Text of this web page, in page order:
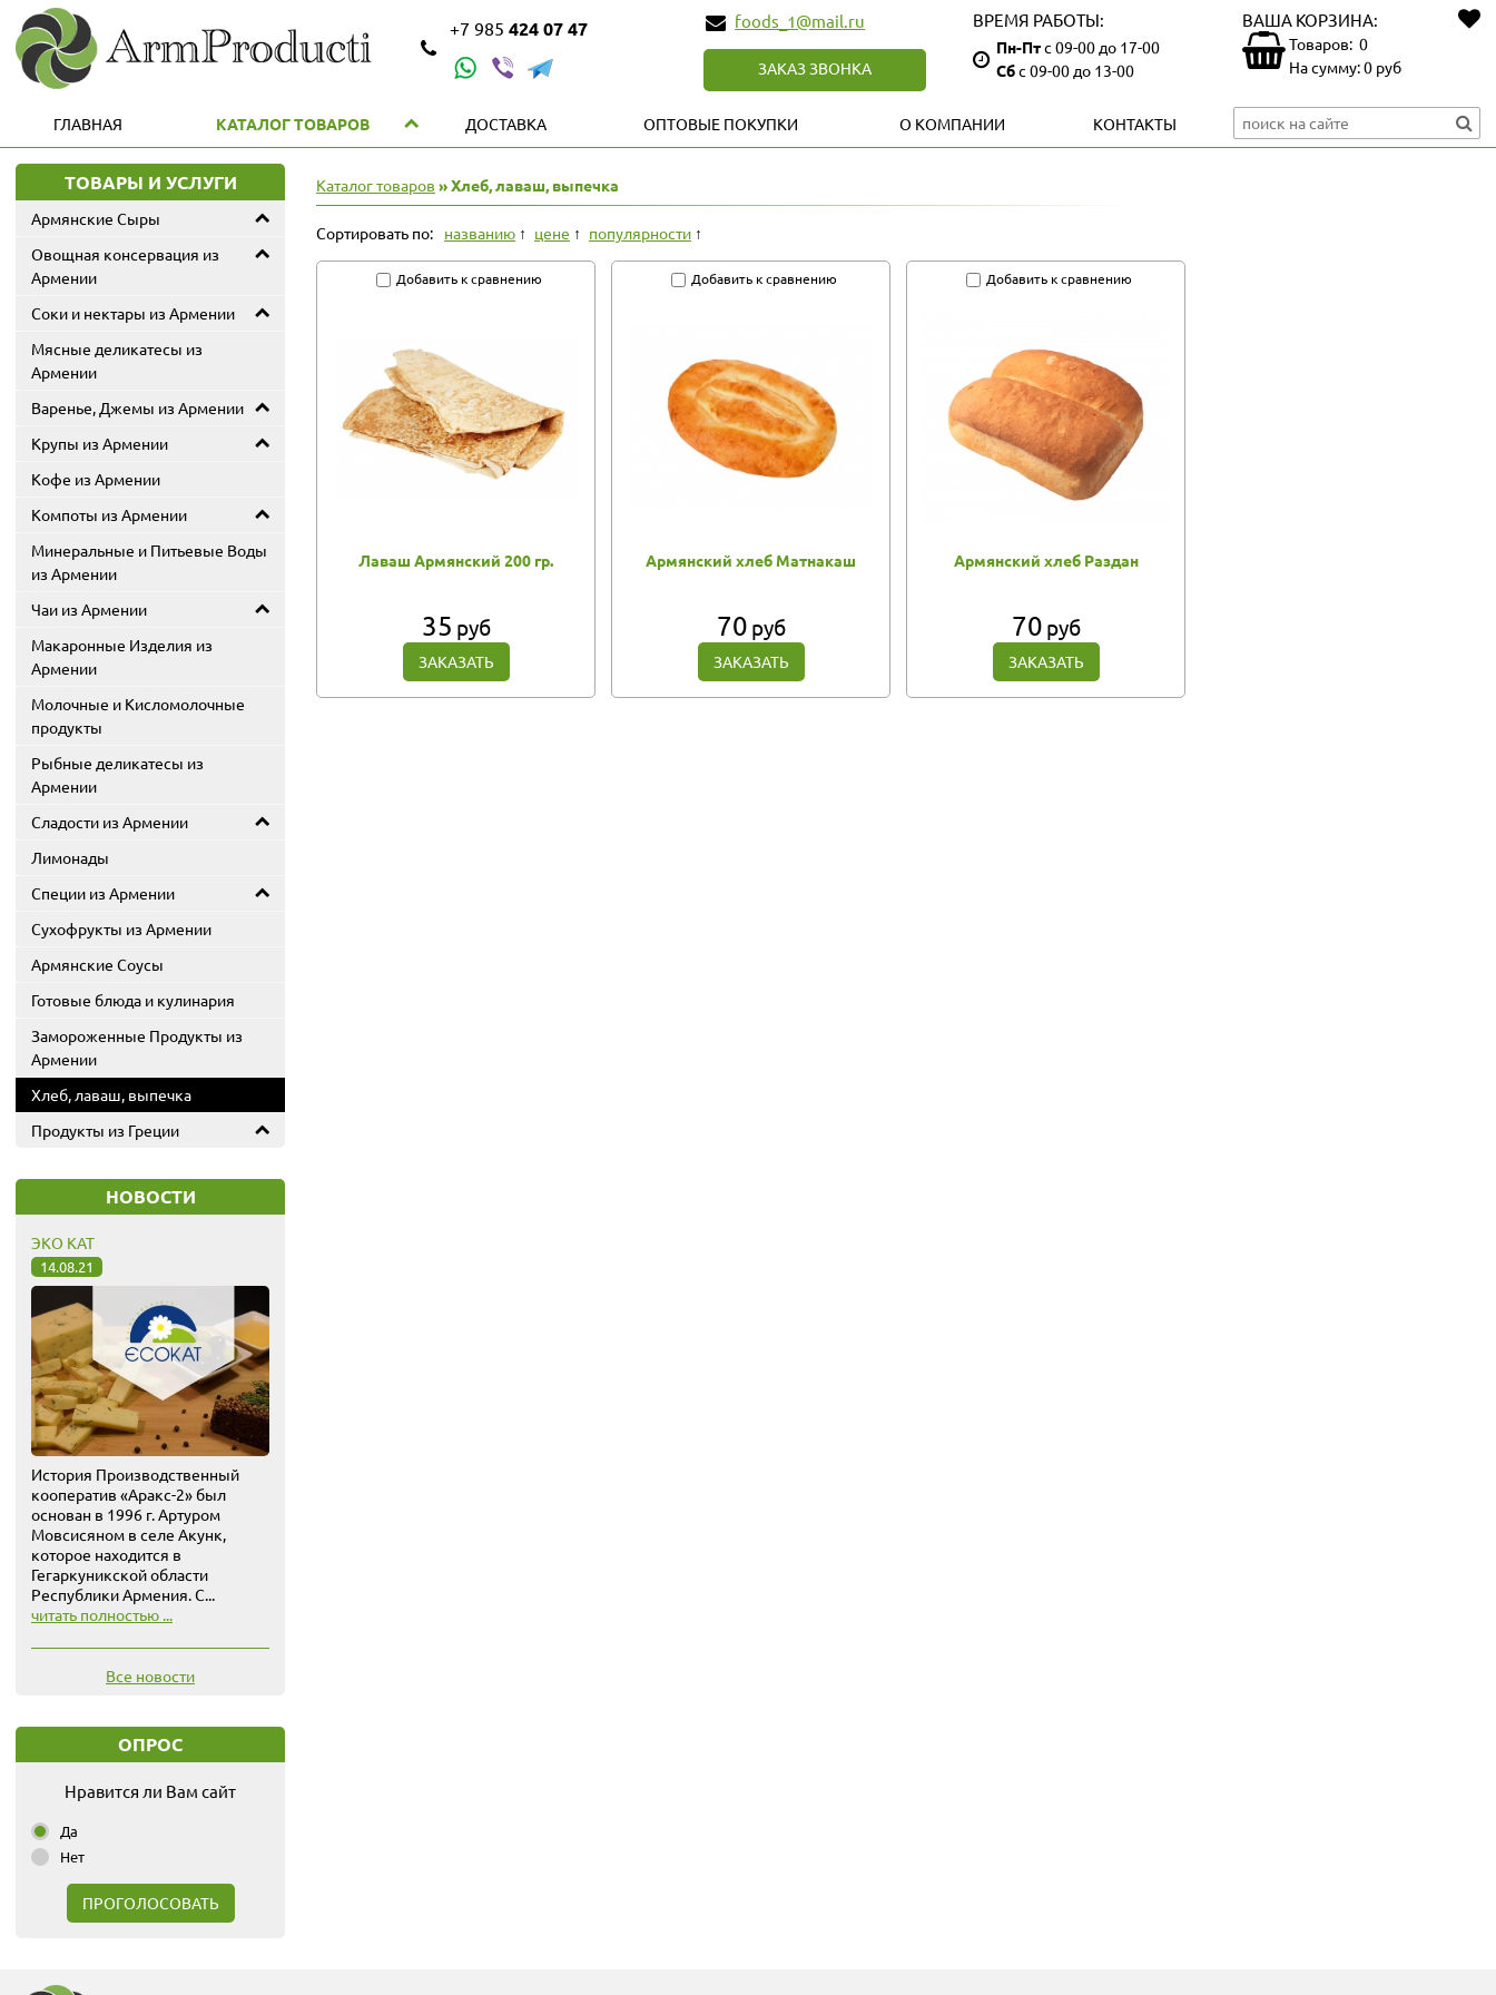
+7 985424 07 47 foods_1@mail.ru
ЗАКАЗ ЗВОНКА
ВРЕМЯ РАБОТЫ:
Пн-Птс 09-00 до 17-00
Сбс 09-00 до 13-00
ВАША КОРЗИНА:
Товаров: 0
На сумму:0 руб
ГЛАВНАЯ КАТАЛОГ ТОВАРОВ ДОСТАВКА ОПТОВЫЕ ПОКУПКИ О КОМПАНИИ КОНТАКТЫ
ТОВАРЫ И УСЛУГИ
Армянские Сыры
Овощная консервация из
Армении
Соки и нектары из Армении
Мясные деликатесы из
Армении
Варенье, Джемы из Армении
Крупы из Армении
Кофе из Армении
Компоты из Армении
Минеральные и Питьевые Воды
из Армении
Чаи из Армении
Макаронные Изделия из
Армении
Молочные и Кисломолочные
продукты
Рыбные деликатесы из
Армении
Сладости из Армении
Лимонады
Специи из Армении
Сухофрукты из Армении
Армянские Соусы
Готовые блюда и кулинария
Замороженные Продукты из
Армении
Хлеб, лаваш, выпечка
Продукты из Греции
НОВОСТИ
ЭКО КАТ
14.08.21
История Производственный
кооператив «Аракс-2» был
основан в 1996 г. Артуром
Мовсисяном в селе Акунк,
которое находится в
Гегаркуникской области
Республики Армения. С...
читать полностью ...
Все новости
ОПРОС
Нравится ли Вам сайт
Да
Нет
ПРОГОЛОСОВАТЬ
Каталог товаров » Хлеб, лаваш, выпечка
Сортировать по: названию цене популярности
Добавить к сравнению
Лаваш Армянский 200 гр.
35 руб
ЗАКАЗАТЬ
Добавить к сравнению
Армянский хлеб Матнакаш
70 руб
ЗАКАЗАТЬ
Добавить к сравнению
Армянский хлеб Раздан
70 руб
ЗАКАЗАТЬ